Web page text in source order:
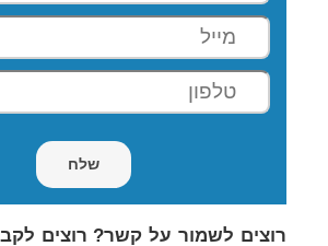
רוצים לשמור על קשר? רוצים